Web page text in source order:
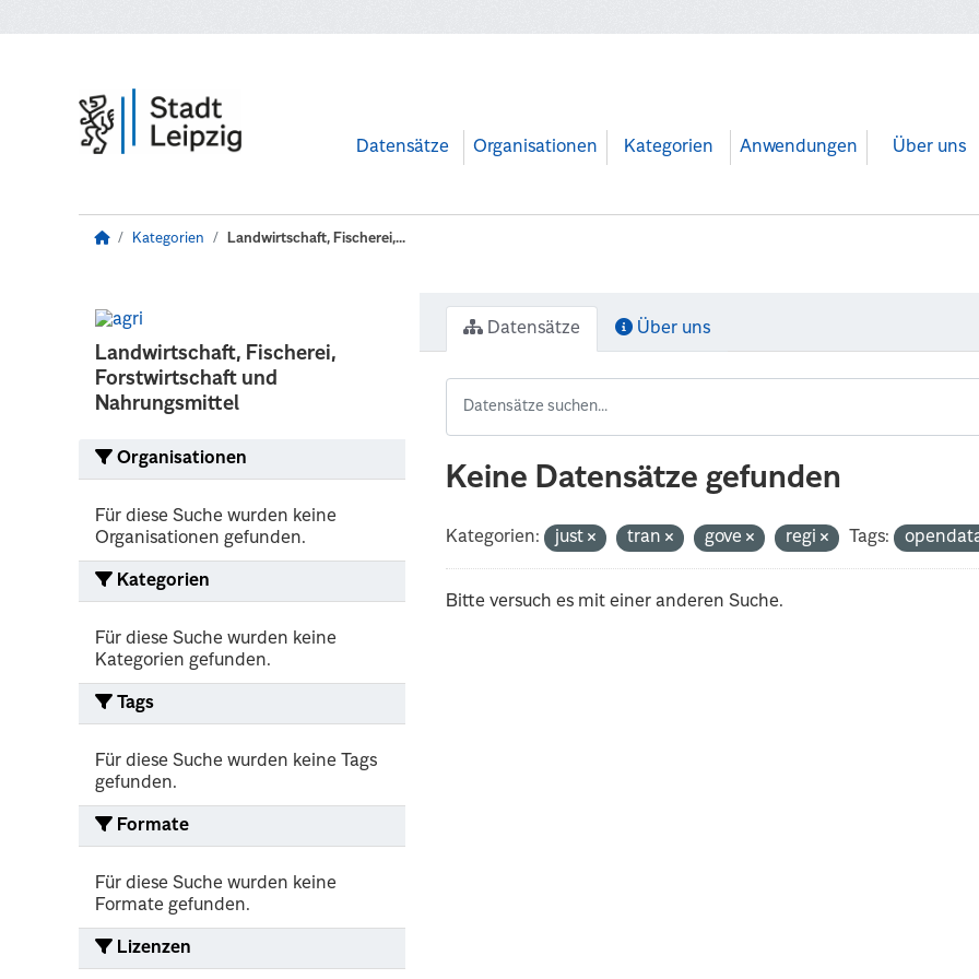
Datensätze Organisationen Kategorien Anwendungen Über uns
Kategorien Landwirtschaft, Fischerei,...
Landwirtschaft, Fischerei,
Forstwirtschaft und
Nahrungsmittel
Organisationen
Für diese Suche wurden keine
Organisationen gefunden.
Kategorien
Für diese Suche wurden keine
Kategorien gefunden.
Tags
Für diese Suche wurden keine Tags
gefunden.
Formate
Für diese Suche wurden keine
Formate gefunden.
Lizenzen
Datensätze Über uns
Keine Datensätze gefunden
Kategorien: just tran gove regi Tags:
Bitte versuch es mit einer anderen Suche.